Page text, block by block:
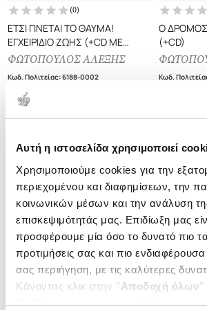
Αυτή η ιστοσελίδα χρησιμοποιεί
Χρησιμοποιούμε cookies για την
περιεχομένου και διαφημίσεων, την
κοινωνικών μέσων και την ανάλυση
επισκεψιμότητάς μας. Επιδίωξη μας
προσφέρουμε μία όσο το δυνατό πιο
προτιμήσεις σας και πιο ενδιαφέρουσα
σας περιήγηση, με τις καλύτερες
Κάνοντας κλικ στην ‘’Αποδοχή όλων
βοηθήσετε να ανταποκριθούμε στα
(0)
ΕΤΣΙ ΓΙΝΕΤΑΙ ΤΟ ΘΑΥΜΑ!
ΕΓΧΕΙΡΙΔΙΟ ΖΩΗΣ (+CD ΜΕ
ΜΟΥΣΙΚΗ ΚΑΙ ΘΕΤΙΚΕΣ
ΤΡΟΠΟΙ ΜΕ ΤΟΥΣ ΟΠΟΙΟΥΣ Ο
ΑΝΘΡΩΠΟΣ ΑΥΤΟ -
ΘΕΡΑΠΕΥΕΤΑΙ, ΠΑΡΑΜΕΝΕΙ
ΟΝΕΙΡΑ
ΦΩΤΟΠΟΥΛΟΣ ΑΛΕΞΗΣ
Κωδ. Πολιτείας:6188-0002
20.00€ 16.00€
Ο
(+CD)
Κωδ.
25.00€